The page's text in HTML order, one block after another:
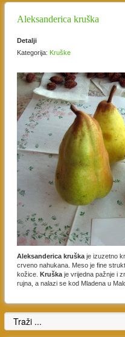
Aleksanderica kruška
Detalji
Kategorija: Kruške
Aleksanderica kruška je izuzetno
crveno nahukana. Meso je fine
kožice. Kruška je vrijedna pažnje i
rujna, a nalazi se kod Mladena u